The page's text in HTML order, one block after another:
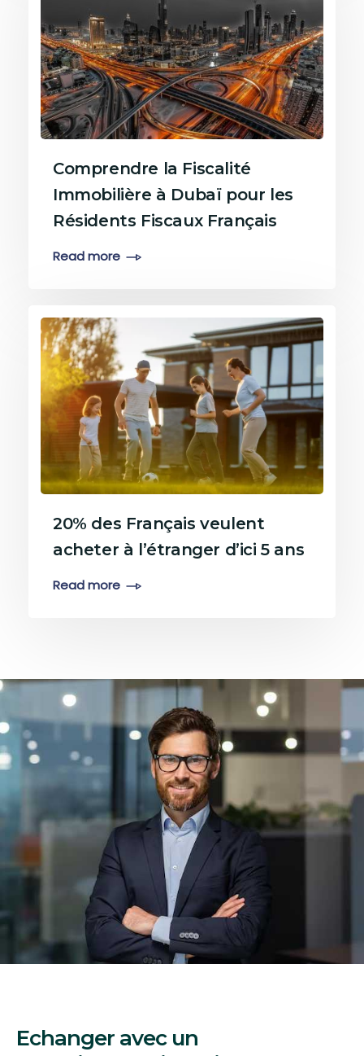
Comprendre la Fiscalité
Immobilière à Dubaï pour les
Résidents Fiscaux Français
Read more
20% des Français veulent
acheter à l’étranger d’ici 5 ans
Read more
Echanger avec un